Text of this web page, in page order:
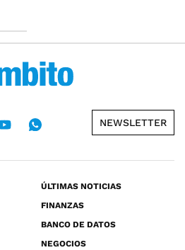
NEWSLETTER
ÚLTIMAS NOTICIAS
FINANZAS
BANCO DE DATOS
NEGOCIOS